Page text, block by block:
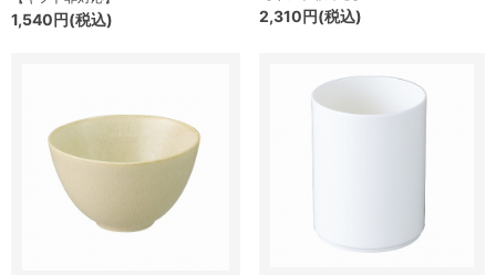
1,540円(税込) 2,310円(税込)